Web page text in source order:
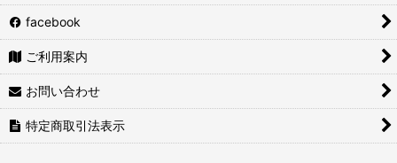
facebook
ご利用案内
お問い合わせ
特定商取引法表示